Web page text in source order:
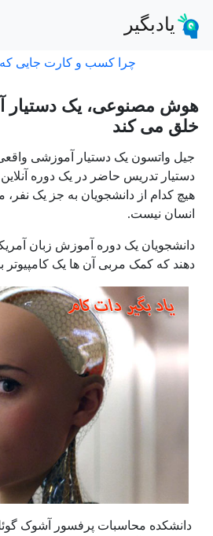
یادبگیر
چرا کسب و کارت جایی که
هوش مصنوعی، یک دستیار
خلق می کند
دستیار تدریس حاضر در یک دوره
هیچ کدام از دانشجویان به جز یک
انسان نیست.
دانشجویان یک دوره آموزش زبان
دهند که کمک مربی آن ها یک کامپیوتر